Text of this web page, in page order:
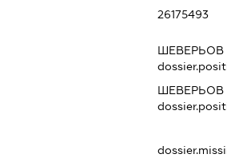
26175493
ШЕВЕРЬОВ
ШЕВЕРЬОВ